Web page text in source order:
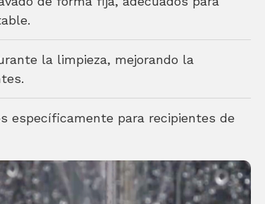
la limpieza, mejorando la
específicamente para recipientes de